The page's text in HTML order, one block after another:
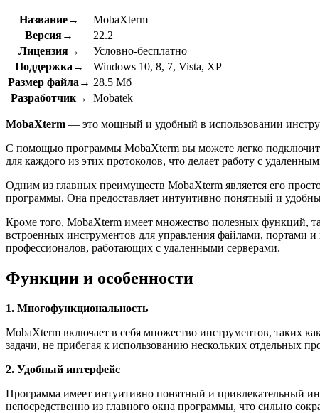
Название→
MobaXterm
Версия→
22.2
Лицензия→
Условно-бесплатно
Поддержка→
Windows 10, 8, 7, Vista, XP
Размер файла→ 28.5 Мб
Разработчик→
Mobatek
MobaXterm — это мощный и удобный в использовании
С помощью программы MobaXterm вы можете легко
для каждого из этих протоколов, что делает работу с
Одним из главных преимуществ MobaXterm является его
программы. Она предоставляет интуитивно понятный и
Кроме того, MobaXterm имеет множество полезных функций,
встроенных инструментов для управления файлами, портами
профессионалов, работающих с удаленными серверами.
Функции и особенности
1. Многофункциональность
MobaXterm включает в себя множество инструментов, таких
задачи, не прибегая к использованию нескольких отдельных
2. Удобный интерфейс
Программа имеет интуитивно понятный и привлекательный
непосредственно из главного окна программы, что сильно